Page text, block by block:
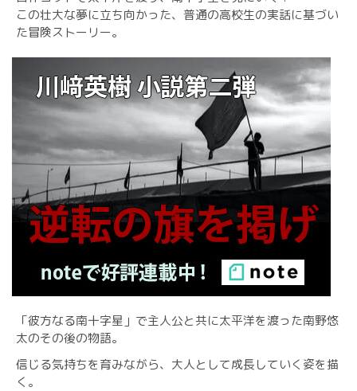
この壮大な夢に立ち向かった、普通の高校生の実話に基づい
た冒険ストーリー。
「彼方なる南十字星」で主人公と共に太平洋を渡った南野悠
太のその後の物語。
信じる気持ちを育みながら、大人として成長していく姿を描
く。